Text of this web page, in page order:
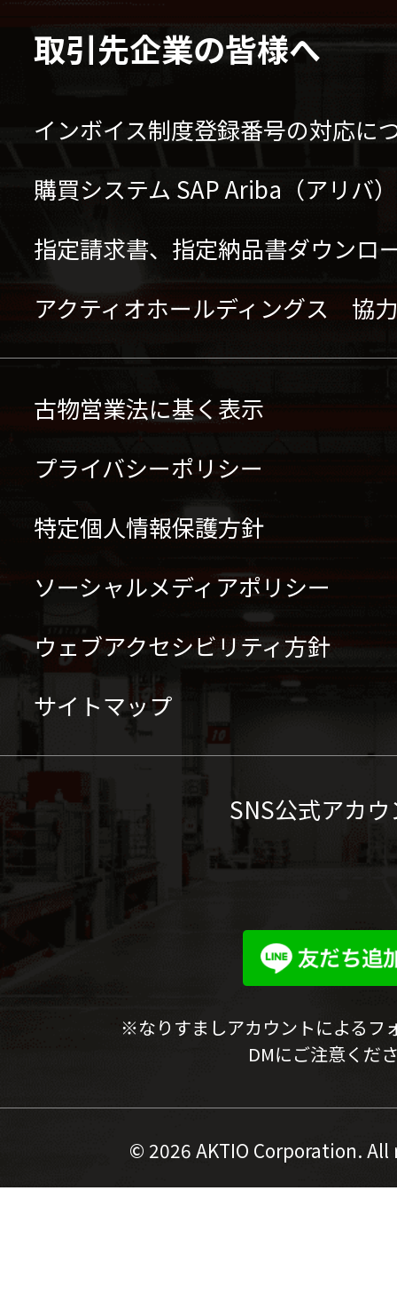
取引先企業の皆様へ
インボイス制度登録番号の対応に
購買システム SAP Ariba（アリバ
指定請求書、指定納品書ダウンロ
アクティオホールディングス 協
古物営業法に基く表示
プライバシーポリシー
特定個人情報保護方針
ソーシャルメディアポリシー
ウェブアクセシビリティ方針
サイトマップ
SNS公式アカ
※なりすましアカウントによるフ
DMにご注意くだ
© 2026 AKTIO Corporation.